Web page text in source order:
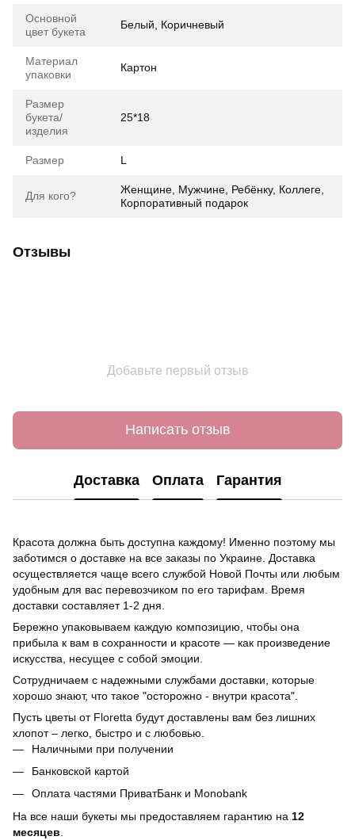
Основной
цвет букета
Белый, Коричневый
Материал
упаковки
Картон
Размер
букета/
изделия
25*18
Размер L
Для кого?
Женщине, Мужчине, Ребёнку, Коллеге,
Корпоративный подарок
Отзывы
Добавьте первый отзыв
Написать отзыв
Доставка Оплата Гарантия
Красота должна быть доступна каждому! Именно поэтому мы
заботимся о доставке на все заказы по Украине. Доставка
осуществляется чаще всего службой Новой Почты или любым
удобным для вас перевозчиком по его тарифам. Время
доставки составляет 1-2 дня.
Бережно упаковываем каждую композицию, чтобы она
прибыла к вам в сохранности и красоте — как произведение
искусства, несущее с собой эмоции.
Сотрудничаем с надежными службами доставки, которые
хорошо знают, что такое "осторожно - внутри красота".
Пусть цветы от Floretta будут доставлены вам без лишних
хлопот – легко, быстро и с любовью.
Наличными при получении
Банковской картой
Оплата частями ПриватБанк и Monobank
На все наши букеты мы предоставляем гарантию на 12
месяцев